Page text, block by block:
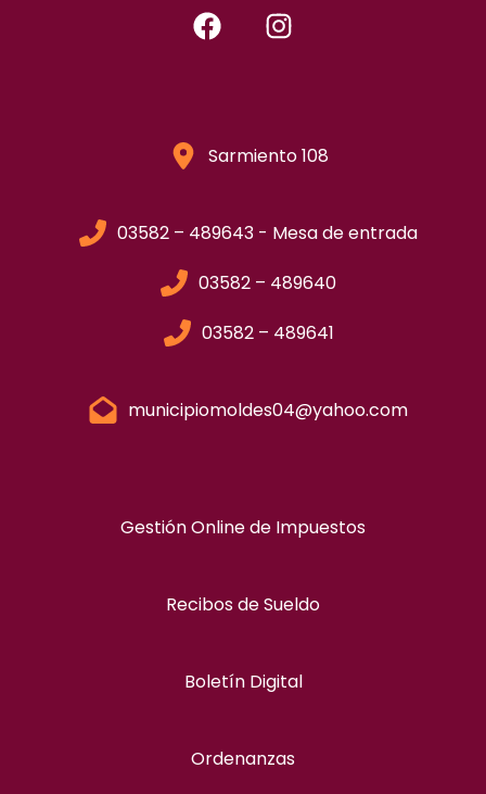
Sarmiento 108
03582 – 489643 - Mesa de entrada
03582 – 489640
03582 – 489641
municipiomoldes04@yahoo.com
Gestión Online de Impuestos
Recibos de Sueldo
Boletín Digital
Ordenanzas